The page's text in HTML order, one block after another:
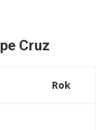
Cruz
Rok